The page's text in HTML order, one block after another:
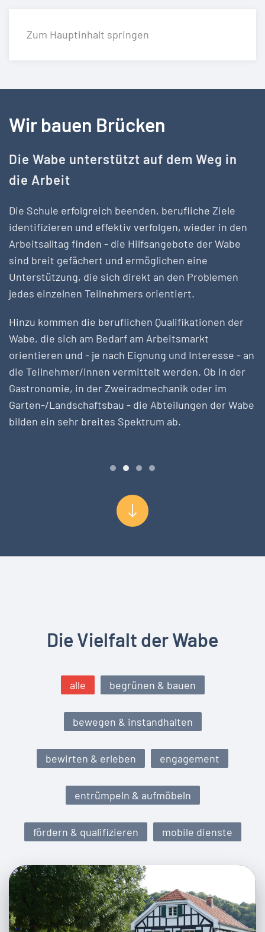
Zum Hauptinhalt springen
Wir bauen Brücken
Die Wabe unterstützt auf dem Weg in
die Arbeit
Die Schule erfolgreich beenden, berufliche Ziele
identifizieren und effektiv verfolgen, wieder in den
Arbeitsalltag finden - die Hilfsangebote der Wabe
sind breit gefächert und ermöglichen eine
Unterstützung, die sich direkt an den Problemen
jedes einzelnen Teilnehmers orientiert.
Hinzu kommen die beruflichen Qualifikationen der
Wabe, die sich am Bedarf am Arbeitsmarkt
orientieren und - je nach Eignung und Interesse - an
die Teilnehmer/innen vermittelt werden. Ob in der
Gastronomie, in der Zweiradmechanik oder im
Garten-/Landschaftsbau - die Abteilungen der Wabe
bilden ein sehr breites Spektrum ab.
Die Vielfalt der Wabe
alle begrünen & bauen
bewegen & instandhalten
bewirten & erleben engagement
entrümpeln & aufmöbeln
fördern & qualifizieren mobile dienste